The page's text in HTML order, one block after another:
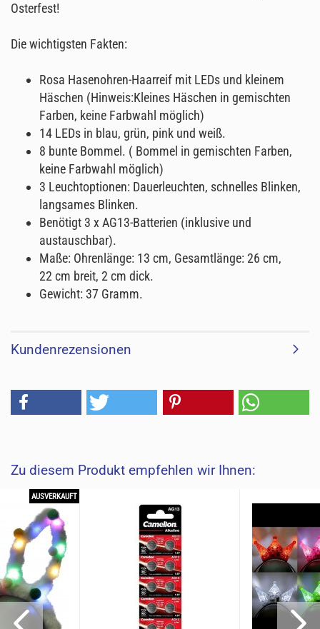
Osterfest!
Die wichtigsten Fakten:
Rosa Hasenohren-Haarreif mit LEDs und kleinem
Häschen (Hinweis:Kleines Häschen in gemischten
Farben, keine Farbwahl möglich)
14 LEDs in blau, grün, pink und weiß.
8 bunte Bommel. ( Bommel in gemischten Farben,
keine Farbwahl möglich)
3 Leuchtoptionen: Dauerleuchten, schnelles Blinken,
langsames Blinken.
Benötigt 3 x AG13-Batterien (inklusive und
austauschbar).
Maße: Ohrenlänge: 13 cm, Gesamtlänge: 26 cm,
22 cm breit, 2 cm dick.
Gewicht: 37 Gramm.
Kundenrezensionen
Zu diesem Produkt empfehlen wir Ihnen:
AUSVERKAUFT